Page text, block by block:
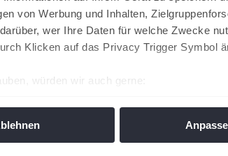
von Werbung und Inhalten,
wer Ihre Daten für welche Zwecke
Klicken auf das Privacy Trigger Symbol
würden wir auch gerne: